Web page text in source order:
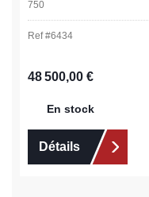
750
Ref #6434
Prix régulier :
48 500,00 €
En stock
Détails